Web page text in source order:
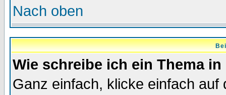
Nach oben
Wie schreibe ich ein Thema
Ganz einfach, klicke einfach